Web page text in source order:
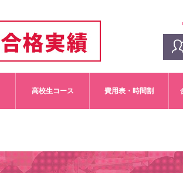
高校生コース 費用表・時間割